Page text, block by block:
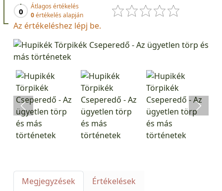
0
Átlagos értékelés
0értékelés alapján
Az értékeléshez lépj be.
Megjegyzések
Értékelések